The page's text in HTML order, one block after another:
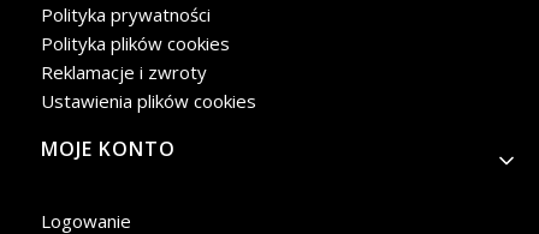
Polityka prywatności
Polityka plików cookies
Reklamacje i zwroty
Ustawienia plików cookies
MOJE KONTO
Logowanie